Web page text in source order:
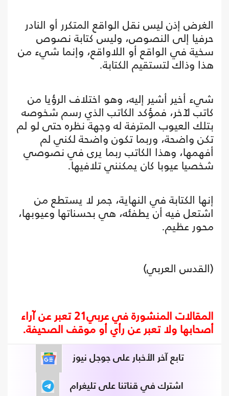
الغرض إذن ليس نقل الواقع المتكرر أو النادر
حرفيا إلى النصوص، وليس كتابة نصوص
سخية في الواقع أو اللاواقع، وإنما شيء من
هذا وذاك لتستقيم الكتابة.
شيء أخير أشير إليه، وهو اختلاف الرؤيا من
كاتب لآخر، فمؤكد الكاتب الذي رسم شخوصه
بتلك العيوب المترفة له وجهة نظره حتى لو لم
تكن واضحة، وربما تكون واضحة لكني لم
أفهمها، وهذا الكاتب ربما يرى في نصوصي
شخصيا عيوبا كان يمكنني تلافيها.
إنها الكتابة في النهاية، جمر لا يستطع من
اشتعل فيه أن يطفئه، هي بحسناتها وعيوبها،
محور عظيم.
(القدس العربي)
المقالات المنشورة في عربي21 تعبر عن آراء
أصحابها ولا تعبر عن رأي أو موقف الصحيفة.
تابع آخر الأخبار على جوجل نيوز
اشترك في قناتنا على تليغرام